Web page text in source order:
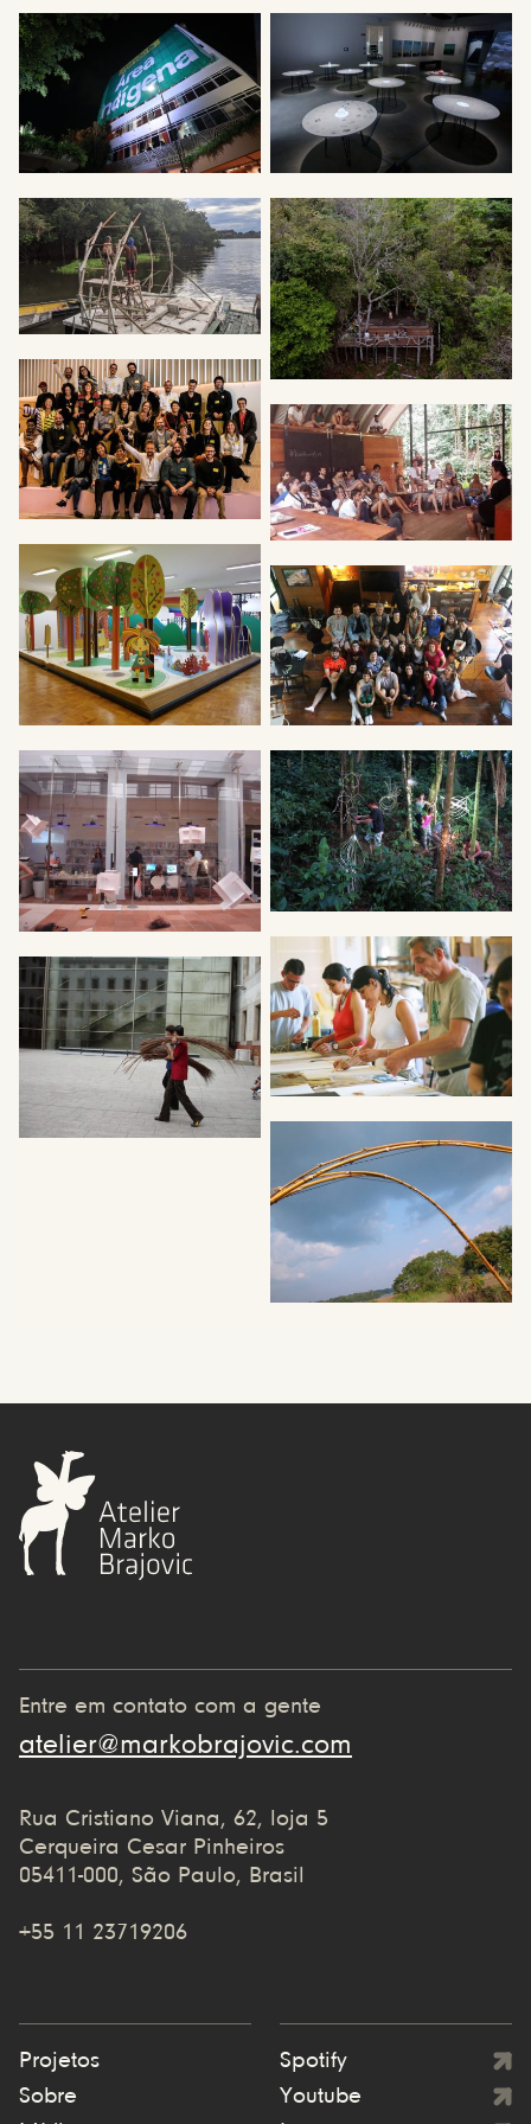
Entre em contato com a gente
atelier@markobrajovic.com
Rua Cristiano Viana, 62, loja 5
Cerqueira Cesar Pinheiros
05411-000, São Paulo, Brasil
+55 11 23719206
Projetos
Sobre
Spotify
Youtube